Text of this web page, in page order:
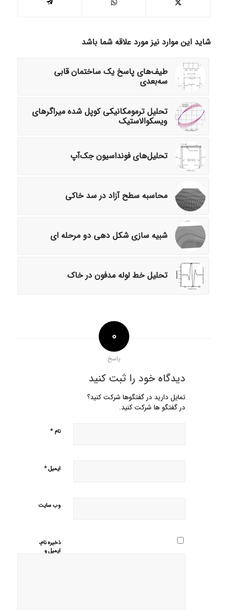
شاید این موارد نیز مورد علاقه شما باشد
طیف‌های پاسخ یک ساختمان قابی
سه‌بعدی
تحلیل ترمومکانیکی کوپل شده میراگرهای
ویسکوالاستیک
تحلیل‌های فونداسیون جک‌آپ
محاسبه سطح آزاد در سد خاکی
شبیه سازی شکل دهی دو مرحله ای
تحلیل خط لوله مدفون در خاک
0
پاسخ
دیدگاه خود را ثبت کنید
تمایل دارید در گفتگوها شرکت کنید؟
در گفتگو ها شرکت کنید.
نام *
ایمیل*
وب‌ سایت
ذخیره نام،
ایمیل و